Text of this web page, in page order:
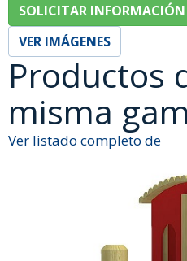
SOLICITAR INFORMACIÓN
VER IMÁGENES
Productos
misma
Ver listado completo de